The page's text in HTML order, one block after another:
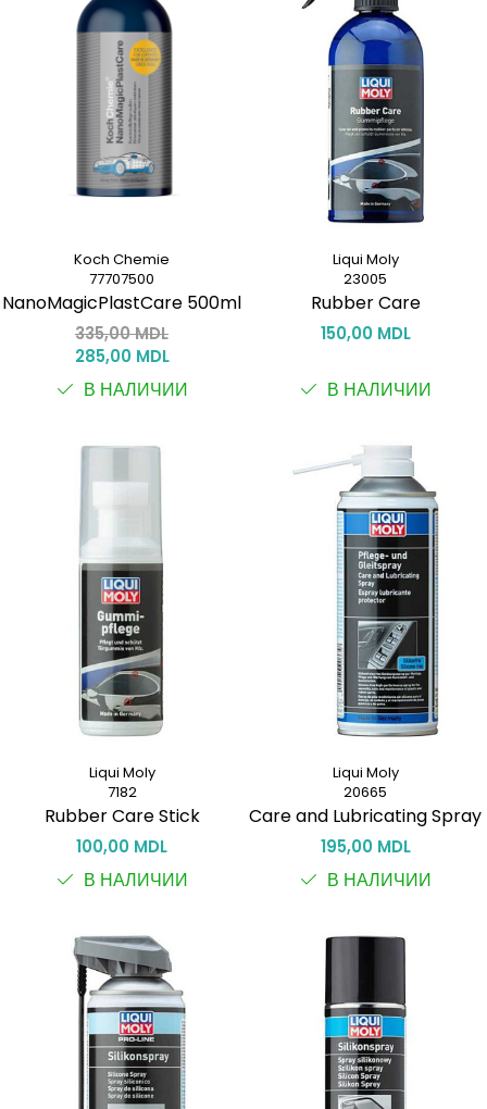
Koch Chemie
77707500
NanoMagicPlastCare 500ml
335,00 MDL
285,00 MDL
В НАЛИЧИИ
Liqui Moly
23005
Rubber Care
150,00 MDL
В НАЛИЧИИ
Liqui Moly
7182
Rubber Care Stick
100,00 MDL
В НАЛИЧИИ
Liqui Moly
20665
Care and Lubricating Spray
195,00 MDL
В НАЛИЧИИ